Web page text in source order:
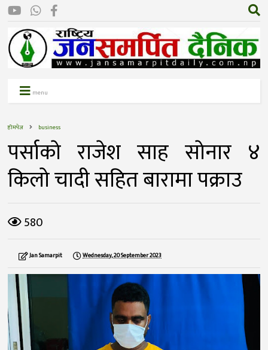
menu
होमपेज business
पर्साकाे राजेश साह साेनार ४
किलो चादी सहित बारामा पक्राउ
580
Jan Samarpit Wednesday, 20 September 2023